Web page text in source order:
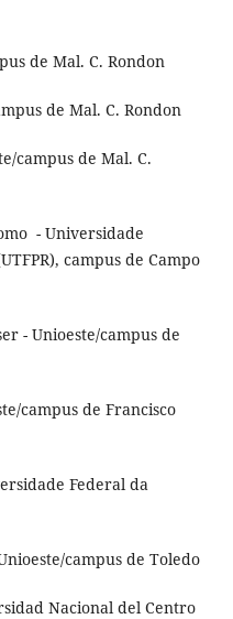
de Mal. C. Rondon
de Mal. C. Rondon
campus de Mal. C.
- Universidade
campus de Campo
- Unioeste/campus de
campus de Francisco
Federal da
campus de Toledo
Nacional del Centro